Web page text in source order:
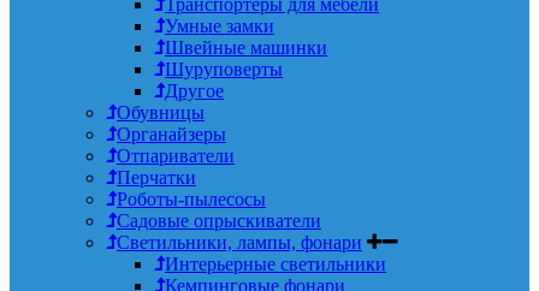
Умные замки
Швейные машинки
Шуруповерты
Другое
Обувницы
Органайзеры
Отпариватели
Перчатки
Роботы-пылесосы
Садовые опрыскиватели
Светильники, лампы, фонари
Интерьерные светильники
Кемпинговые фонари